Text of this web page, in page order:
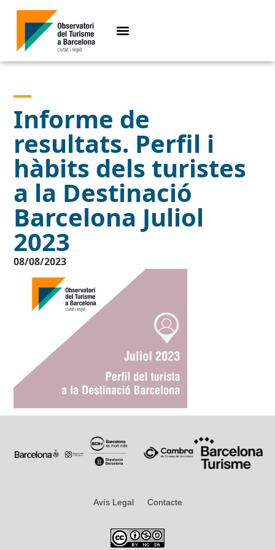
Informe de
resultats. Perfil i
hàbits dels turistes
a la Destinació
Barcelona Juliol
2023
08/08/2023
Avís Legal Contacte